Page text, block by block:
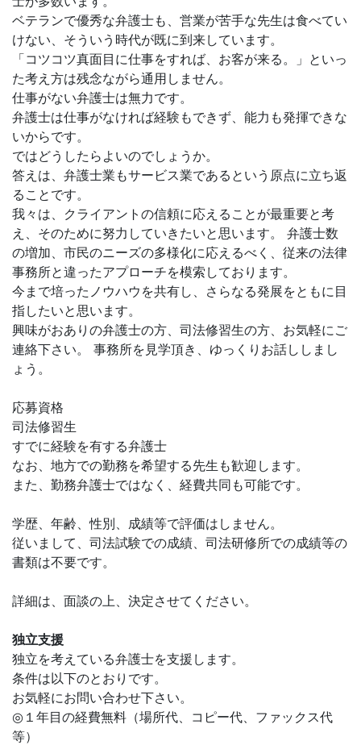
ベテランで優秀な弁護士も、営業が苦手な先生は食べてい
けない、そういう時代が既に到来しています。
「コツコツ真面目に仕事をすれば、お客が来る。」といっ
た考え方は残念ながら通用しません。
仕事がない弁護士は無力です。
弁護士は仕事がなければ経験もできず、能力も発揮できな
いからです。
ではどうしたらよいのでしょうか。
答えは、弁護士業もサービス業であるという原点に立ち返
ることです。
我々は、クライアントの信頼に応えることが最重要と考
え、そのために努力していきたいと思います。 弁護士数
の増加、市民のニーズの多様化に応えるべく、従来の法律
事務所と違ったアプローチを模索しております。
今まで培ったノウハウを共有し、さらなる発展をともに目
指したいと思います。
興味がおありの弁護士の方、司法修習生の方、お気軽にご
連絡下さい。 事務所を見学頂き、ゆっくりお話ししまし
ょう。
応募資格
司法修習生
すでに経験を有する弁護士
なお、地方での勤務を希望する先生も歓迎します。
また、勤務弁護士ではなく、経費共同も可能です。
学歴、年齢、性別、成績等で評価はしません。
従いまして、司法試験での成績、司法研修所での成績等の
書類は不要です。
詳細は、面談の上、決定させてください。
独立支援
独立を考えている弁護士を支援します。
条件は以下のとおりです。
お気軽にお問い合わせ下さい。
◎１年目の経費無料（場所代、コピー代、ファックス代
等）